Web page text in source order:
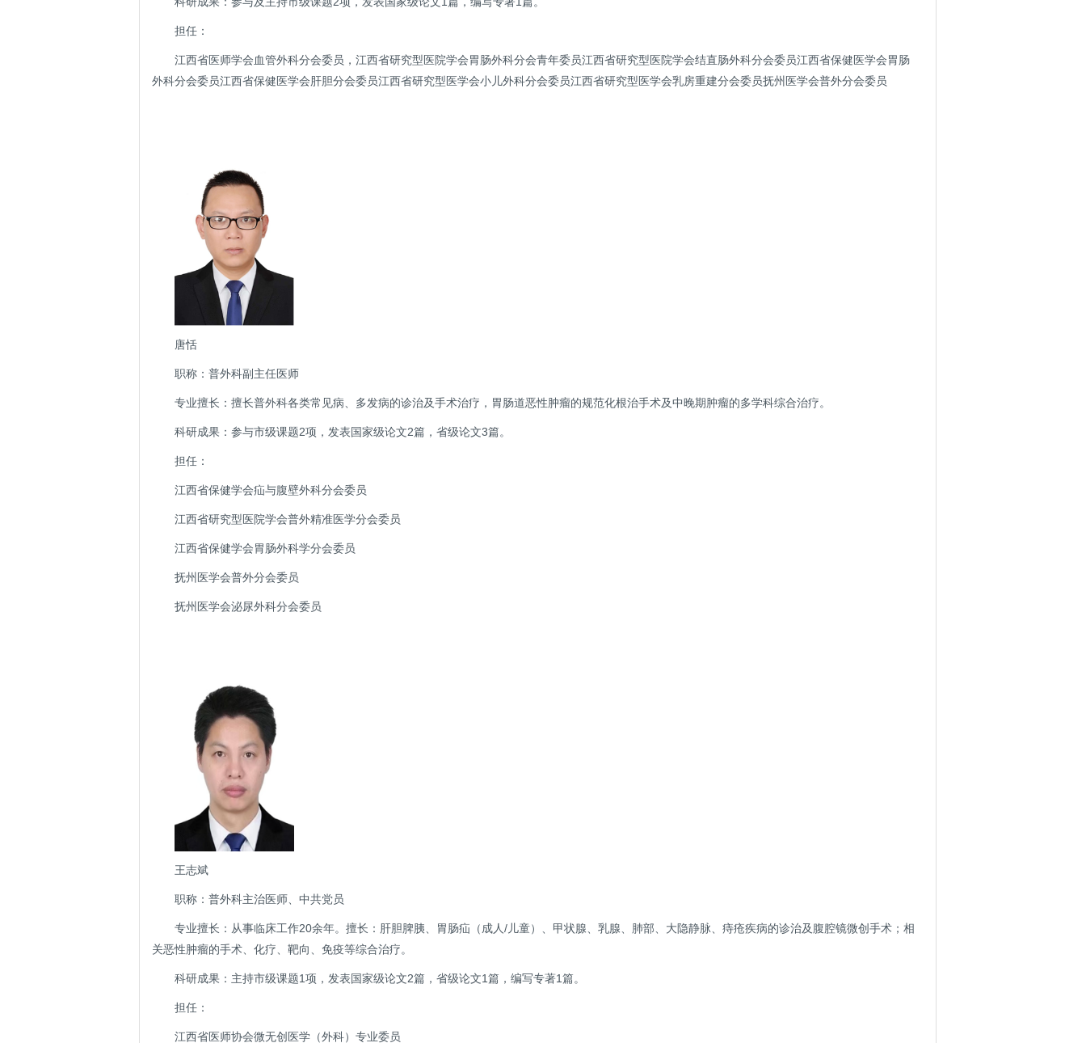
担任：
江西省医师学会血管外科分会委员，江西省研究型医院学会胃肠外科分会青年委员江西省研究型医院学会结直肠外科分会委员江西省保健医学会胃肠
外科分会委员江西省保健医学会肝胆分会委员江西省研究型医学会小儿外科分会委员江西省研究型医学会乳房重建分会委员抚州医学会普外分会委员
唐恬
职称：普外科副主任医师
专业擅长：擅长普外科各类常见病、多发病的诊治及手术治疗，胃肠道恶性肿瘤的规范化根治手术及中晚期肿瘤的多学科综合治疗。
科研成果：参与市级课题2项，发表国家级论文2篇，省级论文3篇。
担任：
江西省保健学会疝与腹壁外科分会委员
江西省研究型医院学会普外精准医学分会委员
江西省保健学会胃肠外科学分会委员
抚州医学会普外分会委员
抚州医学会泌尿外科分会委员
王志斌
职称：普外科主治医师、中共党员
专业擅长：从事临床工作20余年。擅长：肝胆脾胰、胃肠疝（成人/儿童）、甲状腺、乳腺、肺部、大隐静脉、痔疮疾病的诊治及腹腔镜微创手术；相
关恶性肿瘤的手术、化疗、靶向、免疫等综合治疗。
科研成果：主持市级课题1项，发表国家级论文2篇，省级论文1篇，编写专著1篇。
担任：
江西省医师协会微无创医学（外科）专业委员